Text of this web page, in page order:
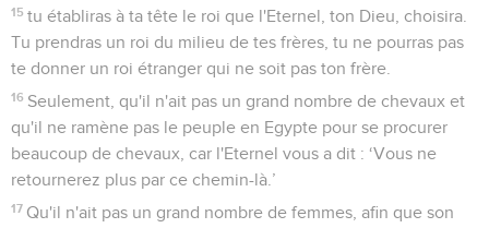
15 tu établiras à ta tête le roi que l'Eternel, ton Dieu, choisira.
Tu prendras un roi du milieu de tes frères, tu ne pourras pas
te donner un roi étranger qui ne soit pas ton frère.
16 Seulement, qu'il n'ait pas un grand nombre de chevaux et
qu'il ne ramène pas le peuple en Egypte pour se procurer
beaucoup de chevaux, car l'Eternel vous a dit : ‘Vous ne
retournerez plus par ce chemin-là.’
17 Qu'il n'ait pas un grand nombre de femmes, afin que son